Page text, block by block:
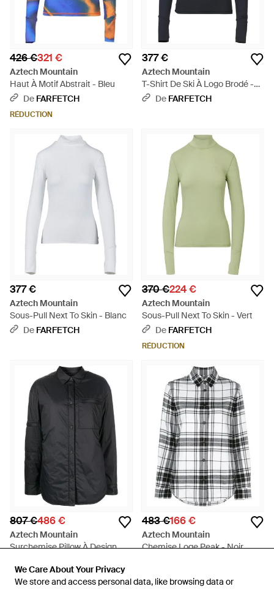
We Care About Your Privacy
We store and access personal data, like browsing data or
We Care About Your Privacy
We store and access personal data, like browsing data or
426 €321 €
Aztech Mountain
Haut À Motif Abstrait - Bleu
De FARFETCH
RÉDUCTION
377 €
Aztech Mountain
T-Shirt De Ski À Logo Brodé -
BleuDe FARFETCH
377 €
Aztech Mountain
Sous-Pull Next To Skin - Blanc
De FARFETCH
370 €224 €
Aztech Mountain
Sous-Pull Next To Skin - Vert
De FARFETCH
RÉDUCTION
807 €486 €
Aztech Mountain
Surchemise Pillow À Design
RÉDUCTION
483 €166 €
Aztech Mountain
Chemise Loge Peak - Noir
RÉDUCTION